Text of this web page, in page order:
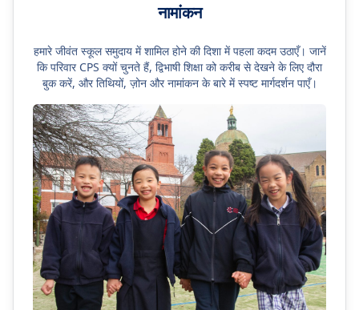
नामांकन
हमारे जीवंत स्कूल समुदाय में शामिल होने की दिशा में पहला कदम उठाएँ। जानें
कि परिवार CPS क्यों चुनते हैं, द्विभाषी शिक्षा को करीब से देखने के लिए दौरा
बुक करें, और तिथियों, ज़ोन और नामांकन के बारे में स्पष्ट मार्गदर्शन पाएँ।